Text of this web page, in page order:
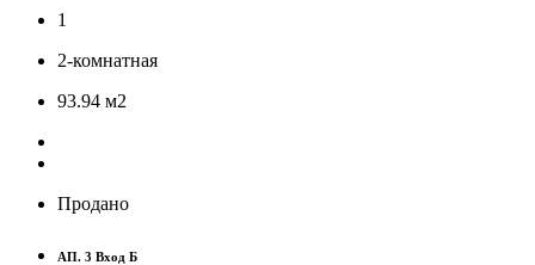
1
2-комнатная
93.94 м2
Продано
АП. 3 Вход Б